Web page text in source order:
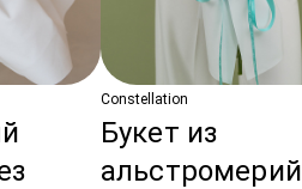
Constellation
Букет из
альстромерий